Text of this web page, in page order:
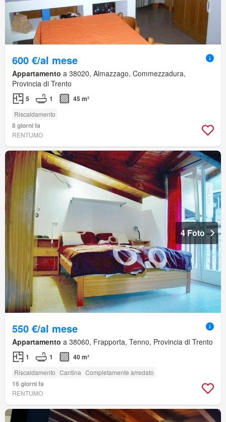
600 €/al mese
Appartamento a 38020, Almazzago, Commezzadura,
Provincia di Trento
5 1 45 m²
Riscaldamento
8 giorni fa
RENTUMO
4 Foto
550 €/al mese
Appartamento a 38060, Frapporta, Tenno, Provincia di Trento
1 1 40 m²
Riscaldamento Cantina Completamente arredato
16 giorni fa
RENTUMO